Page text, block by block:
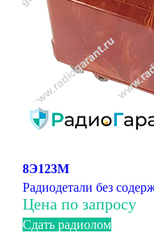
8Э123М
Радиодетали без
Цена по запросу
Сдать радиолом